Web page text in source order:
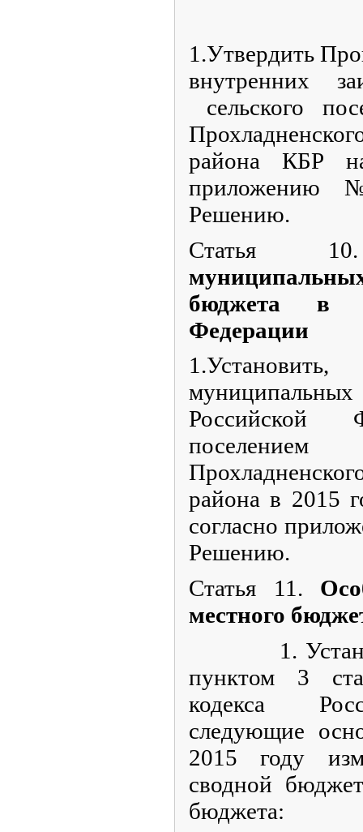
1.Утвердить
внутренних
сельского
района КБР
Решению.
Статья 10.
бюджета в
Федерации
Российской
района в 2015
согласно
Решению.
Статья 11.
местного
1.
пунктом 3
кодекса
следующие
2015 году
сводной
бюджета: